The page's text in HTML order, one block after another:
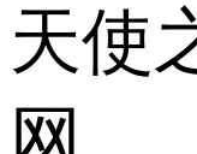
天使